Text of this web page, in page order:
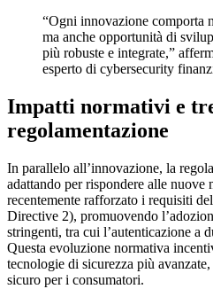
“Ogni innovazione comporta
ma anche opportunità di
più robuste e integrate,”
esperto di cybersecurity
Impatti normativi e
regolamentazione
In parallelo all’innovazione, la
adattando per rispondere alle nuove
recentemente rafforzato i requisiti del
Directive 2), promuovendo
stringenti, tra cui l’autenticazione a
Questa evoluzione normativa
tecnologie di sicurezza più
sicuro per i consumatori.